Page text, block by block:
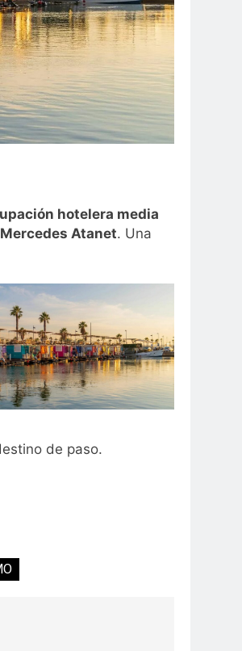
hotelera media
Mercedes Atanet. Una
de paso.